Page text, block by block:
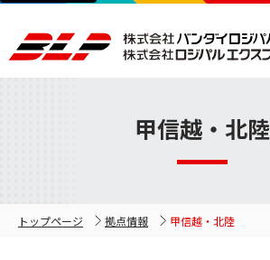
甲信越・北陸
トップページ 拠点情報 甲信越・北陸